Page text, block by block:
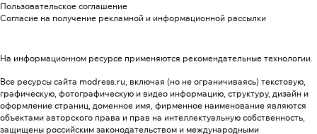
Пользовательское соглашение
Согласие на получение рекламной и информационной рассылки
На информационном ресурсе применяются рекомендательные технологии.
Все ресурсы сайта modress.ru, включая (но не ограничиваясь) текстовую,
графическую, фотографическую и видео информацию, структуру, дизайн и
оформление страниц, доменное имя, фирменное наименование являются
объектами авторского права и прав на интеллектуальную собственность,
защищены российским законодательством и международными